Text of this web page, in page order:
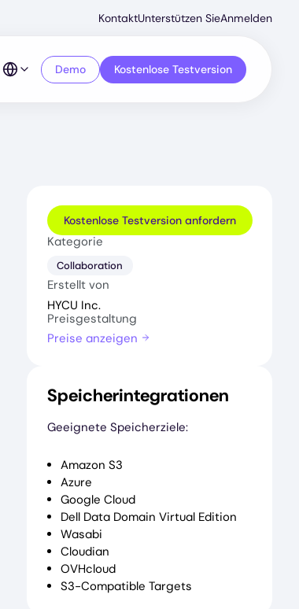
Menu
KontaktUnterstützen SieAnmelden
Demo Kostenlose Testversion
Kostenlose Testversion anfordern
Kategorie
Collaboration
Erstellt von
HYCU Inc.
Preisgestaltung
Preise anzeigen
Speicherintegrationen
Geeignete Speicherziele:
Amazon S3
Azure
Google Cloud
Dell Data Domain Virtual Edition
Wasabi
Cloudian
OVHcloud
S3-Compatible Targets